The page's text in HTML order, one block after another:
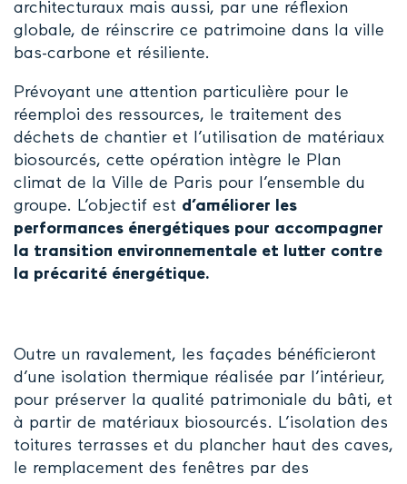
architecturaux mais aussi, par une réflexion
globale, de réinscrire ce patrimoine dans la ville
bas-carbone et résiliente.
Prévoyant une attention particulière pour le
réemploi des ressources, le traitement des
déchets de chantier et l’utilisation de matériaux
biosourcés, cette opération intègre le Plan
climat de la Ville de Paris pour l’ensemble du
groupe. L’objectif est d’améliorer les
performances énergétiques pour accompagner
la transition environnementale et lutter contre
la précarité énergétique.
Outre un ravalement, les façades bénéficieront
d’une isolation thermique réalisée par l’intérieur,
pour préserver la qualité patrimoniale du bâti, et
à partir de matériaux biosourcés. L’isolation des
toitures terrasses et du plancher haut des caves,
le remplacement des fenêtres par des